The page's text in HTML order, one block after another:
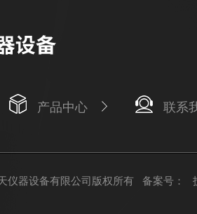
产品中心 联系
仪器设备有限公司版权所有 备案号：